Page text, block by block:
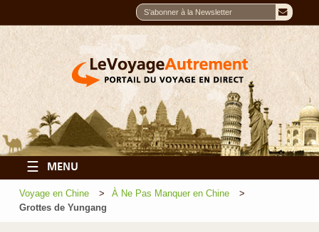
☰ MENU
Voyage en Chine
À Ne Pas Manquer en Chine
Grottes de Yungang